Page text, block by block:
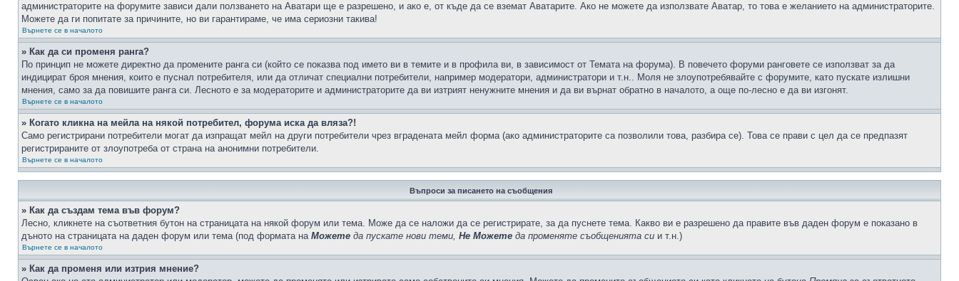
администраторите на форумите зависи дали ползването на Аватари ще е разрешено, и ако е, от къде да се вземат Аватарите. Ако не можете да използвате Аватар, то това е желанието на администраторите.
Можете да ги попитате за причините, но ви гарантираме, че има сериозни такива!
Върнете се в началото
» Как да си променя ранга?
По принцип не можете директно да промените ранга си (който се показва под името ви в темите и в профила ви, в зависимост от Темата на форума). В повечето форуми ранговете се използват за да
индицират броя мнения, които е пуснал потребителя, или да отличат специални потребители, например модератори, администратори и т.н.. Моля не злоупотребявайте с форумите, като пускате излишни
мнения, само за да повишите ранга си. Лесното е за модераторите и администраторите да ви изтрият ненужните мнения и да ви върнат обратно в началото, а още по-лесно е да ви изгонят.
Върнете се в началото
» Когато кликна на мейла на някой потребител, форума иска да вляза?!
Само регистрирани потребители могат да изпращат мейл на други потребители чрез вградената мейл форма (ако администраторите са позволили това, разбира се). Това се прави с цел да се предпазят
регистрираните от злоупотреба от страна на анонимни потребители.
Върнете се в началото
Въпроси за писането на съобщения
» Как да създам тема във форум?
Лесно, кликнете на съответния бутон на страницата на някой форум или тема. Може да се наложи да се регистрирате, за да пуснете тема. Какво ви е разрешено да правите във даден форум е показано в
дъното на страницата на даден форум или тема (под формата на Можете да пускате нови теми, Не Можете да променяте съобщенията си и т.н.)
Върнете се в началото
» Как да променя или изтрия мнение?